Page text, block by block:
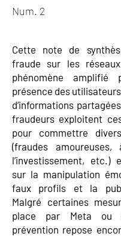
Num. 2
Cette note de
fraude sur les
phénomène
présence des
d’informations
fraudeurs exploitent
pour commettre
(fraudes amoureuses,
l’investissement, etc.)
sur la manipulation
faux profils et la
Malgré certaines
place par Meta ou
prévention repose